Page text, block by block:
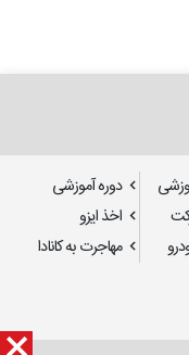
دوره آموزشی
اخذ ایزو
مهاجرت به کانادا